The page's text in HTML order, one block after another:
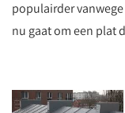
populairder
nu gaat om een plat